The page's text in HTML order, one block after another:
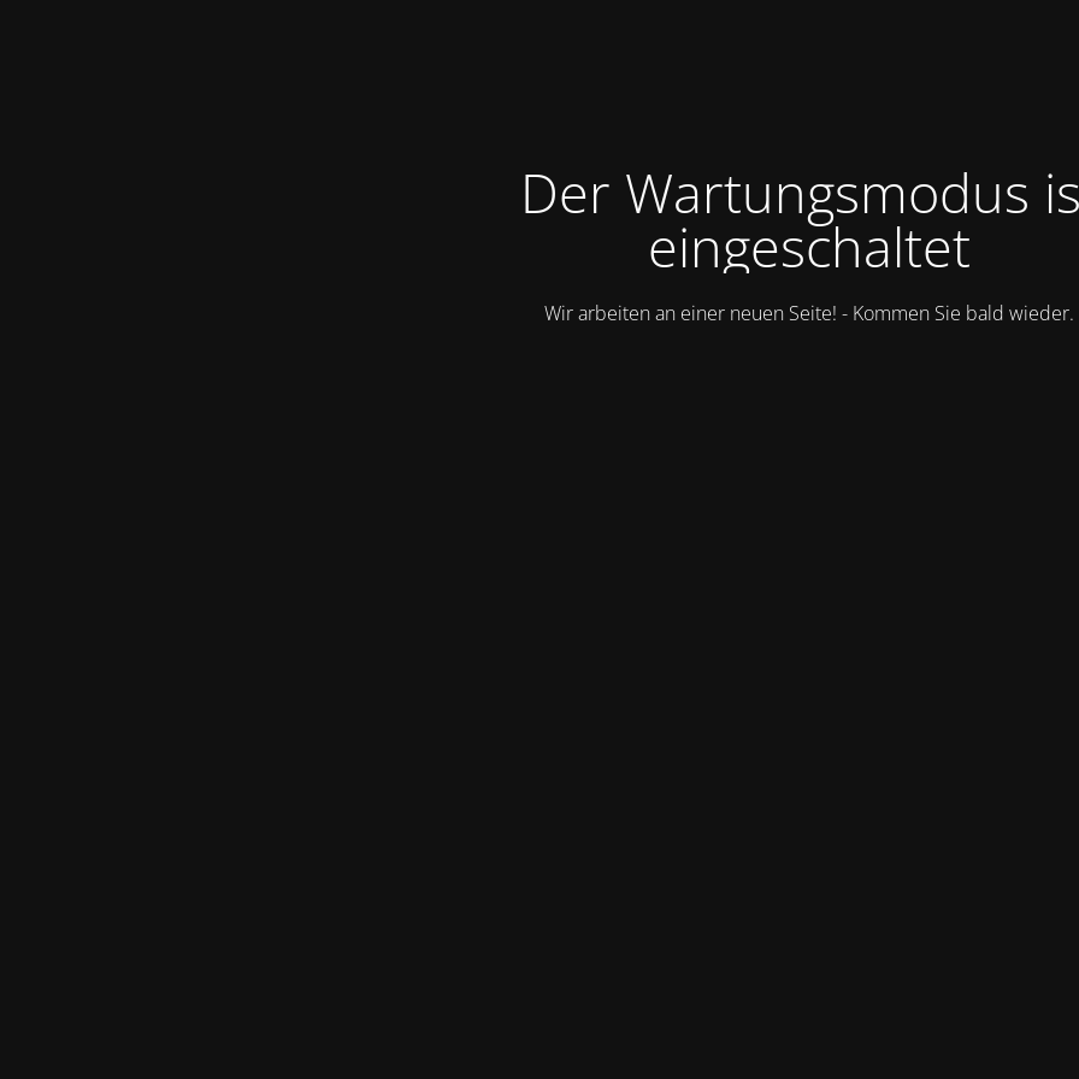
Der Wartungsmodus
eingeschaltet
Wir arbeiten an einer neuen Seite! - Kommen Sie bald wieder.